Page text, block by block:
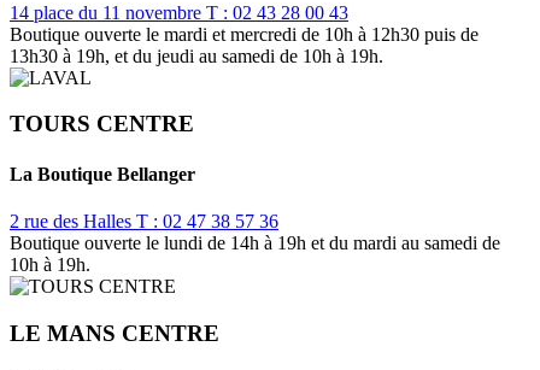
14 place du 11 novembre T : 02 43 28 00 43
Boutique ouverte le mardi et mercredi de 10h à 12h30 puis de
13h30 à 19h, et du jeudi au samedi de 10h à 19h.
TOURS CENTRE
La Boutique Bellanger
2 rue des Halles T : 02 47 38 57 36
Boutique ouverte le lundi de 14h à 19h et du mardi au samedi de
10h à 19h.
LE MANS CENTRE